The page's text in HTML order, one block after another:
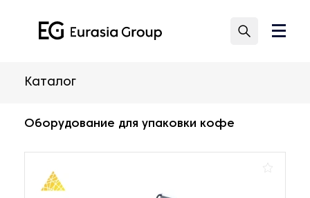
Каталог
Оборудование для упаковки кофе